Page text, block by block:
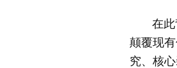
在
颠覆现
究、核